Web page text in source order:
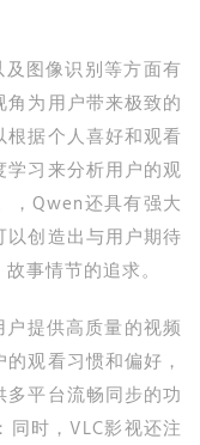
图像识别等方面有
为用户带来极致的
据个人喜好和观看
习来分析用户的观
，Qwen还具有强大
创造出与用户期待
事情节的追求。
提供高质量的视频
观看习惯和偏好，
平台流畅同步的功
同时，VLC影视还注